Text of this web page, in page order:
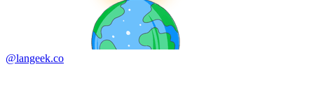
@langeek.co